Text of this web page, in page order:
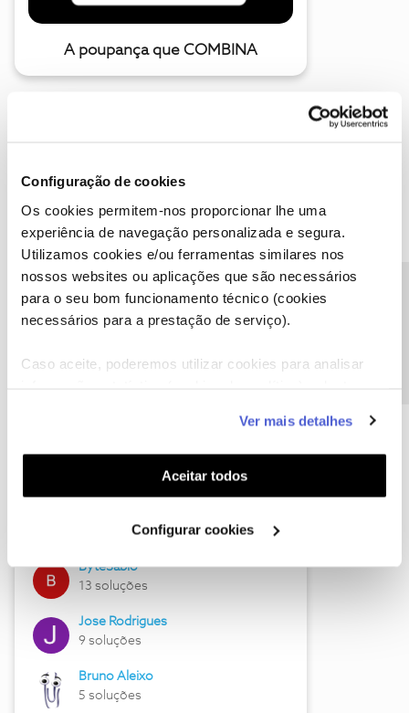
Configuração de cookies
Os cookies permitem-nos proporcionar lhe uma
experiência de navegação personalizada e segura.
Utilizamos cookies e/ou ferramentas similares nos
nossos websites ou aplicações que são necessários
para o seu bom funcionamento técnico (cookies
necessários para a prestação de serviço).
Caso aceite, poderemos utilizar cookies para analisar
funcionalidades (cookies de personalização e
funcionalidade) e adaptar anúncios aos seus interesses
(cookies de publicidade personalizada). Pode gerir a
utilização dos cookies clicando em "Configurar
Ver mais detalhes
Aceitar todos
Configurar cookies
A poupança que COMBINA
Descubra as novidades de julho
Hall of Fame de julho
17 soluções
ByteSábio
13 soluções
Jose Rodrigues
9 soluções
Bruno Aleixo
5 soluções